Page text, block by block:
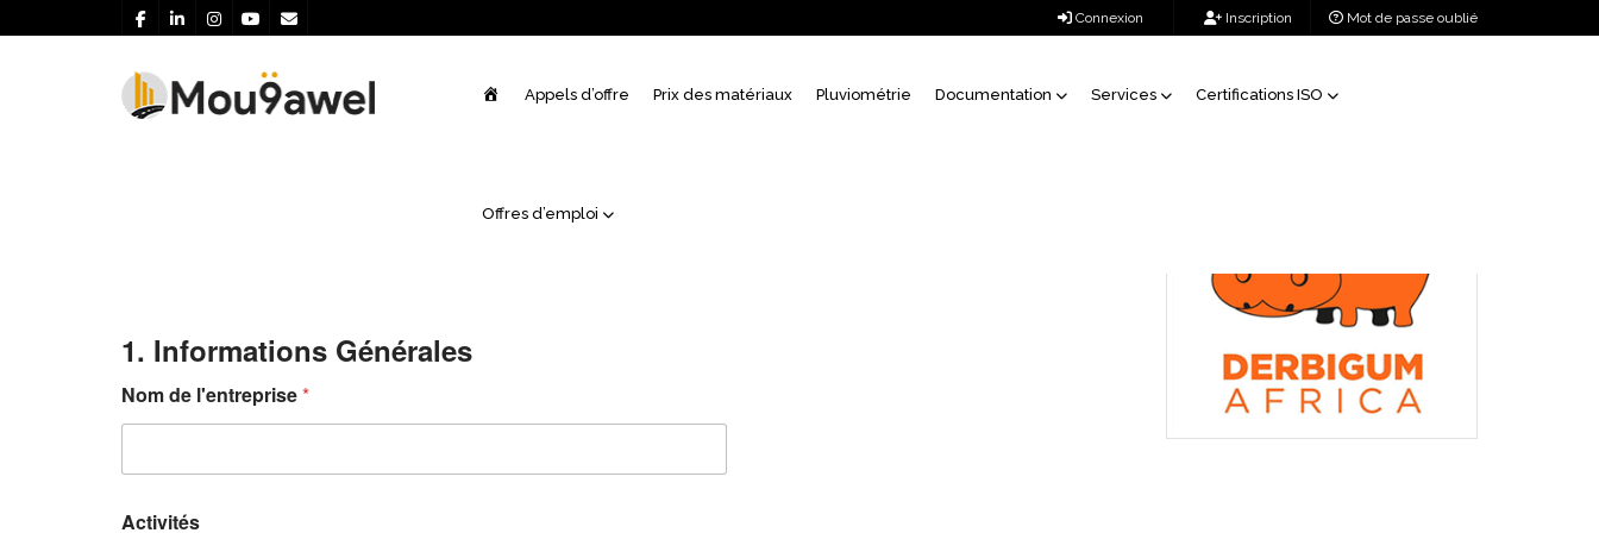
Connexion Inscription Mot de passe oublié
Acceuil
Appels d’offre Prix des matériaux Pluviométrie Documentation Services Certifications ISO
Offres d’emploi
Formulaire d'évaluation ISO 14001
1. Informations Générales
Nom de l'entreprise*
Activités